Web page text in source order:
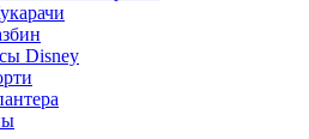
Disney